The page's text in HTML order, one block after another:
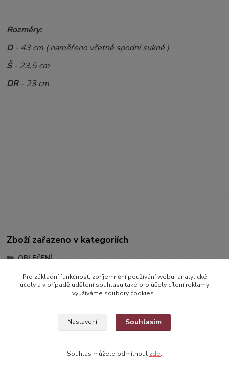
Rozměry:
D - 43 cm ( naměřeno včetně spodní sukně )
Š- 23,5 cm
DR- 23 cm
Zboží zařazeno v kategoriích
OBLEČENÍ
ŠATIČKY
Šatičky s dlouhým rukávem
Pro základní funkčnost, zpříjemnění používání webu, analytické
účely a v případě udělení souhlasu také pro účely cílení reklamy
využíváme soubory cookies.
Nastavení Souhlasím
Souhlas můžete odmítnout zde.